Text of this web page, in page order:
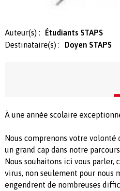
Auteur(s) :
Étudiants STAPS
Destinataire(s) :
Doyen STAPS
À une année scolaire
Nous comprenons votre
un grand cap dans notre
Nous souhaitons ici vous parler,
virus, non seulement pour nous
engendrent de nombreuses